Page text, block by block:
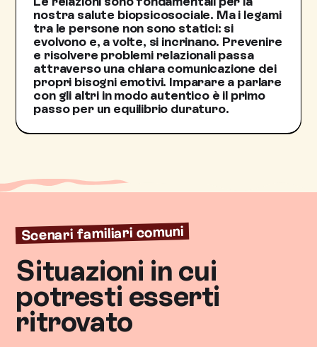
nostra salute biopsicosociale. Ma i legami
tra le persone non sono statici: si
evolvono e, a volte, si incrinano. Prevenire
e risolvere problemi relazionali passa
attraverso una chiara comunicazione dei
propri bisogni emotivi. Imparare a parlare
con gli altri in modo autentico è il primo
passo per un equilibrio duraturo.
Scenari familiari comuni
Situazioni in cui
potresti esserti
ritrovato